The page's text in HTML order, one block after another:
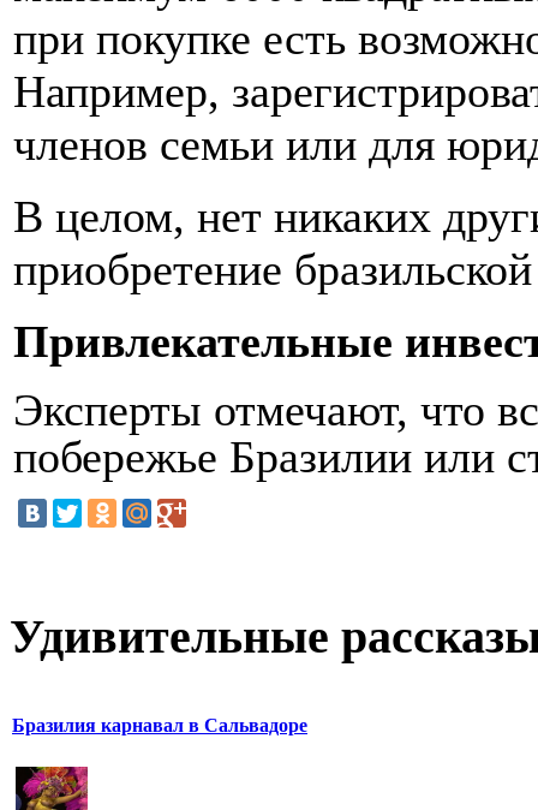
при покупке есть
Например,
членов семьи или для
В целом, нет никаких
приобретение
Привлекательные
Эксперты отмечают, что
побережье Бразилии или
Удивительные
Бразилия карнавал в Сальвадоре